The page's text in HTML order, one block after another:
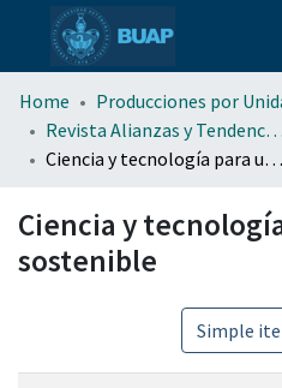
menu.section.about_menu
All of DSpace
Home
Revista Alianzas y Tendencias BUAP (AyTBUAP)
Ciencia y tecnología para un futuro sostenible
Ciencia y
sostenible
Simple